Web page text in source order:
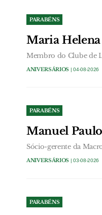
PARABÉNS
Maria
Membro do Clube de
ANIVERSÁRIOS | 04-08-2026
PARABÉNS
Manuel Paulo
Sócio-gerente da
ANIVERSÁRIOS | 03-08-2026
PARABÉNS